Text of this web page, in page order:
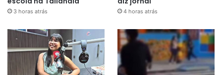
3 horas atrás 4 horas atrás